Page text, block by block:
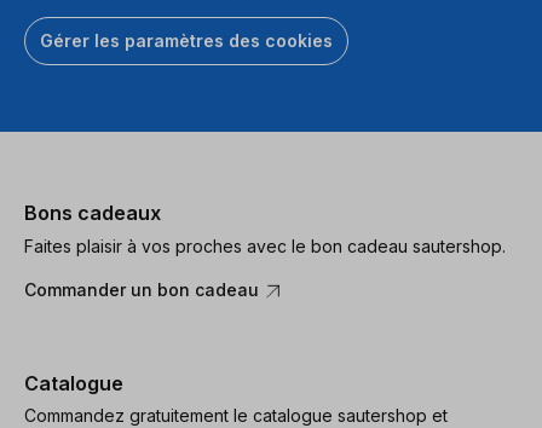
Gérer les paramètres des cookies
Bons cadeaux
Faites plaisir à vos proches avec le bon cadeau sautershop.
Commander un bon cadeau
Catalogue
Commandez gratuitement le catalogue sautershop et